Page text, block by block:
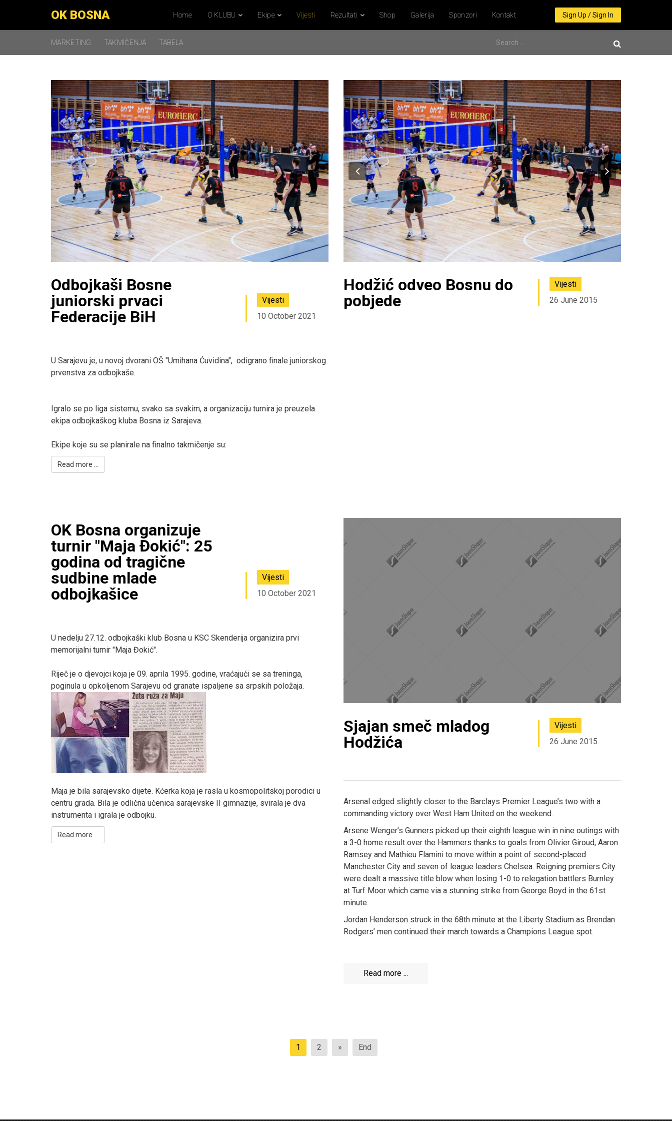
OK BOSNA Home O KLUBU Ekipe Vijesti Rezultati Shop Galerija Sponzori Kontakt Sign Up / Sign In
MARKETING TAKMIČENJA TABELA
Odbojkaši Bosne
juniorski prvaci
Federacije BiH
Vijesti
10 October 2021
U Sarajevu je, u novoj dvorani OŠ "Umihana Ćuvidina", odigrano finale juniorskog
prvenstva za odbojkaše.
Igralo se po liga sistemu, svako sa svakim, a organizaciju turnira je preuzela
ekipa odbojkaškog kluba Bosna iz Sarajeva.
Ekipe koje su se planirale na finalno takmičenje su:
Read more ...
Previous Next
Hodžić odveo Bosnu do
pobjede
Vijesti
26 June 2015
OK Bosna organizuje
turnir "Maja Đokić": 25
godina od tragične
sudbine mlade
odbojkašice
Vijesti
10 October 2021
U nedelju 27.12. odbojkaški klub Bosna u KSC Skenderija organizira prvi
memorijalni turnir "Maja Đokić".
Riječ je o djevojci koja je 09. aprila 1995. godine, vraćajući se sa treninga,
poginula u opkoljenom Sarajevu od granate ispaljene sa srpskih položaja.
Maja je bila sarajevsko dijete. Kćerka koja je rasla u kosmopolitskoj porodici u
centru grada. Bila je odlična učenica sarajevske II gimnazije, svirala je dva
instrumenta i igrala je odbojku.
Read more ...
Sjajan smeč mladog
Hodžića
Vijesti
26 June 2015
Arsenal edged slightly closer to the Barclays Premier League’s two with a
commanding victory over West Ham United on the weekend.
Arsene Wenger’s Gunners picked up their eighth league win in nine outings with
a 3-0 home result over the Hammers thanks to goals from Olivier Giroud, Aaron
Ramsey and Mathieu Flamini to move within a point of second-placed
Manchester City and seven of league leaders Chelsea. Reigning premiers City
were dealt a massive title blow when losing 1-0 to relegation battlers Burnley
at Turf Moor which came via a stunning strike from George Boyd in the 61st
minute.
Jordan Henderson struck in the 68th minute at the Liberty Stadium as Brendan
Rodgers’ men continued their march towards a Champions League spot.
Read more ...
1 2 » End